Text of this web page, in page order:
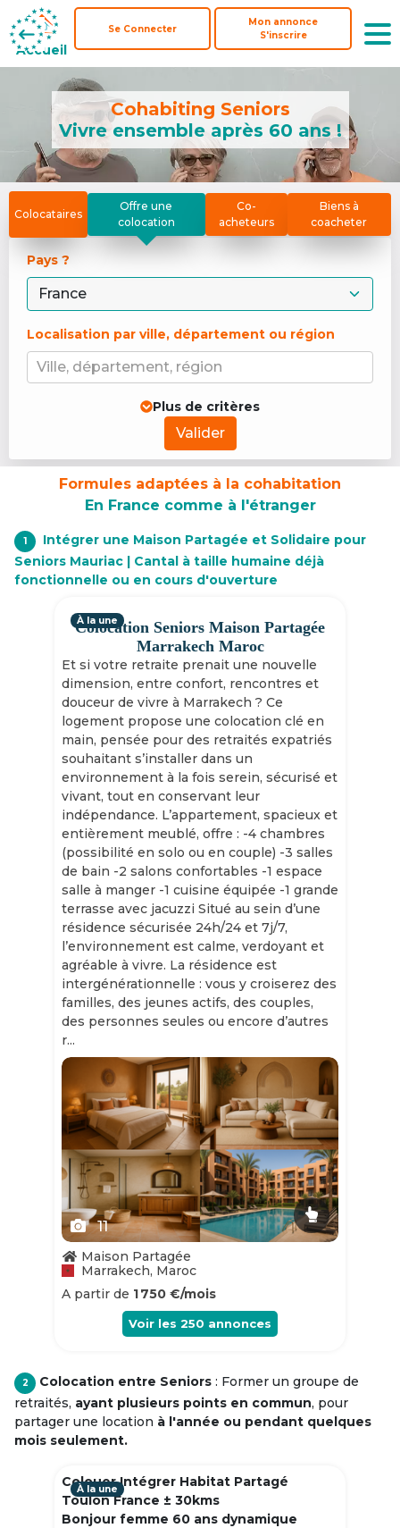
Accueil
Se Connecter
Mon annonce
S'inscrire
Accueil
Se Connecter
Mon annonce
S'inscrire
Cohabiting Seniors
Vivre ensemble après 60 ans !
Colocataires
Offre une
colocation
Co-
acheteurs
Biens à
coacheter
Pays ?
Localisation par ville, département ou région
Ville, département, région
Plus de critères
Valider
Formules adaptées à la cohabitation
En France comme à l'étranger
1
Intégrer une Maison Partagée et Solidaire pour
Seniors Mauriac | Cantal à taille humaine déjà
fonctionnelle ou en cours d'ouverture
Colocation Seniors Maison Partagée
Marrakech Maroc
Et si votre retraite prenait une nouvelle
dimension, entre confort, rencontres et
douceur de vivre à Marrakech ? Ce
logement propose une colocation clé en
main, pensée pour des retraités expatriés
souhaitant s’installer dans un
environnement à la fois serein, sécurisé et
vivant, tout en conservant leur
indépendance. L’appartement, spacieux et
entièrement meublé, offre : -4 chambres
(possibilité en solo ou en couple) -3 salles
de bain -2 salons confortables -1 espace
salle à manger -1 cuisine équipée -1 grande
terrasse avec jacuzzi Situé au sein d’une
résidence sécurisée 24h/24 et 7j/7,
l’environnement est calme, verdoyant et
agréable à vivre. La résidence est
intergénérationnelle : vous y croiserez des
familles, des jeunes actifs, des couples,
des personnes seules ou encore d’autres
r...
À la une
Slide 1 of 11
11
Maison Partagée
Marrakech, Maroc
A partir de 1 750 €/mois
Voir les 250 annonces
2 Colocation entre Seniors : Former un groupe de
retraités, ayant plusieurs points en commun, pour
partager une location à l'année ou pendant quelques
mois seulement.
Colouer Intégrer Habitat Partagé
Toulon France ± 30kms
Bonjour femme 60 ans dynamique
À la une